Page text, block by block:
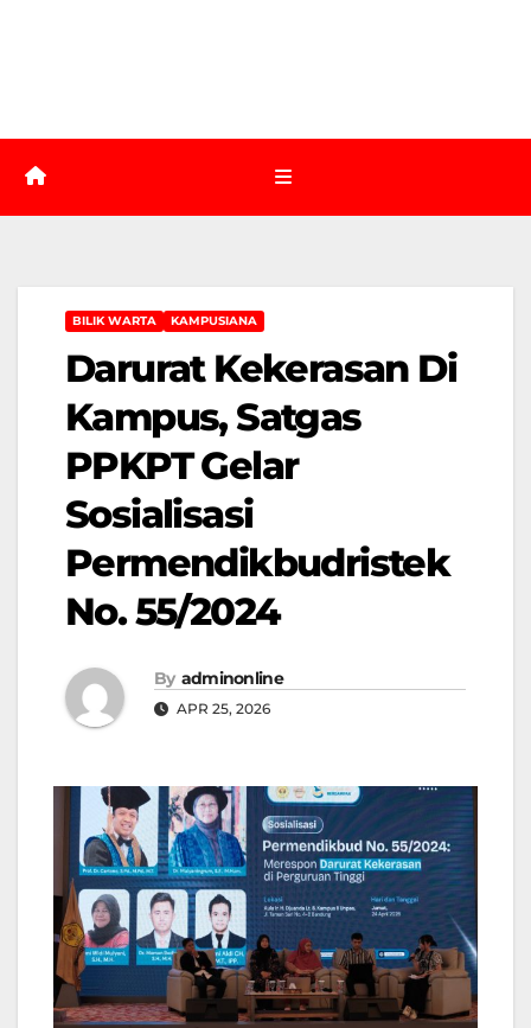
BILIK WARTA KAMPUSIANA
Darurat Kekerasan Di
Kampus, Satgas
PPKPT Gelar
Sosialisasi
Permendikbudristek
No. 55/2024
By adminonline
APR 25, 2026